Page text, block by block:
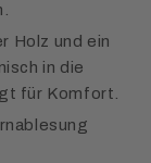
Holz und ein
in die
für Komfort.